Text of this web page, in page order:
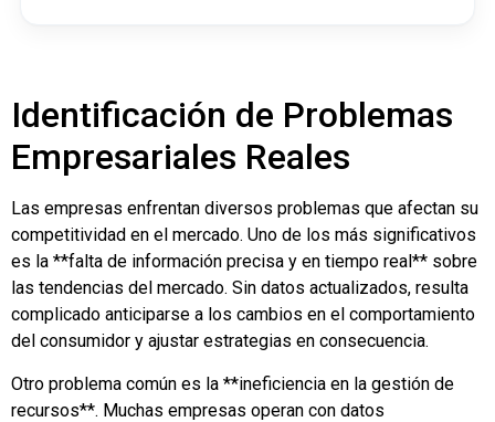
Identificación de Problemas
Empresariales Reales
Las empresas enfrentan diversos problemas que afectan su
competitividad en el mercado. Uno de los más significativos
es la **falta de información precisa y en tiempo real** sobre
las tendencias del mercado. Sin datos actualizados, resulta
complicado anticiparse a los cambios en el comportamiento
del consumidor y ajustar estrategias en consecuencia.
Otro problema común es la **ineficiencia en la gestión de
recursos**. Muchas empresas operan con datos